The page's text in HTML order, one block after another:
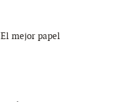
El mejor papel